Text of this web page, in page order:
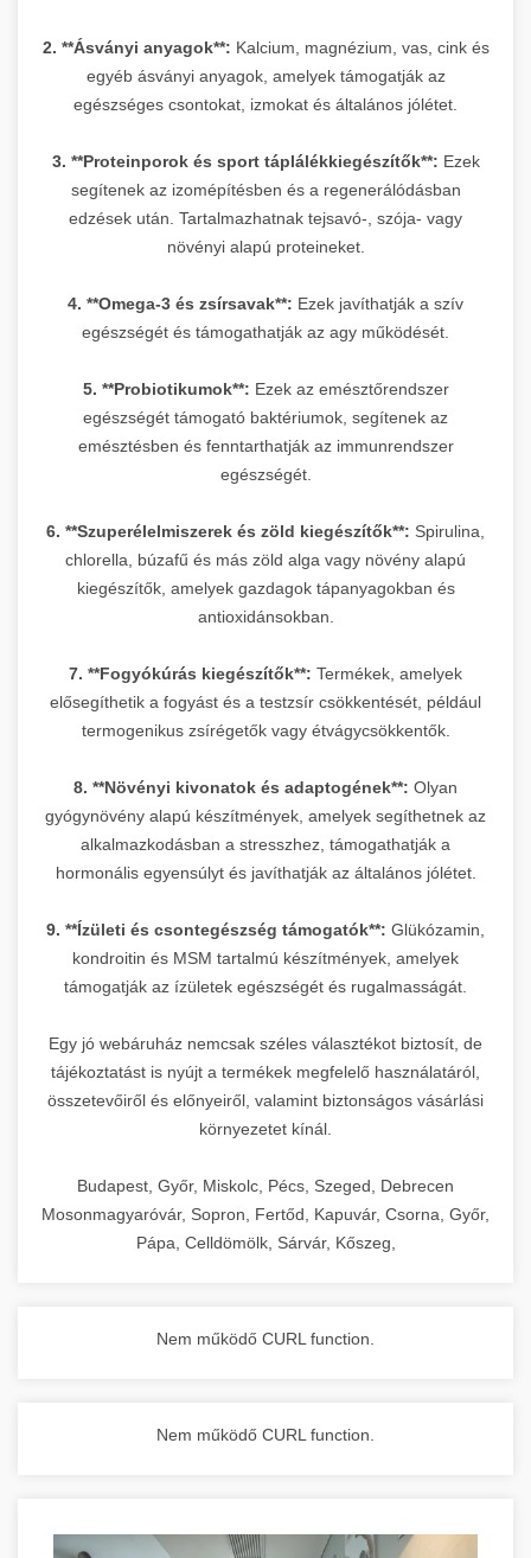
2. **Ásványi anyagok**: Kalcium, magnézium, vas, cink és
egyéb ásványi anyagok, amelyek támogatják az
egészséges csontokat, izmokat és általános jólétet.
3. **Proteinporok és sport táplálékkiegészítők**: Ezek
segítenek az izomépítésben és a regenerálódásban
edzések után. Tartalmazhatnak tejsavó-, szója- vagy
növényi alapú proteineket.
4. **Omega-3 és zsírsavak**: Ezek javíthatják a szív
egészségét és támogathatják az agy működését.
5. **Probiotikumok**: Ezek az emésztőrendszer
egészségét támogató baktériumok, segítenek az
emésztésben és fenntarthatják az immunrendszer
egészségét.
6. **Szuperélelmiszerek és zöld kiegészítők**: Spirulina,
chlorella, búzafű és más zöld alga vagy növény alapú
kiegészítők, amelyek gazdagok tápanyagokban és
antioxidánsokban.
7. **Fogyókúrás kiegészítők**: Termékek, amelyek
elősegíthetik a fogyást és a testzsír csökkentését, például
termogenikus zsírégetők vagy étvágycsökkentők.
8. **Növényi kivonatok és adaptogének**: Olyan
gyógynövény alapú készítmények, amelyek segíthetnek az
alkalmazkodásban a stresszhez, támogathatják a
hormonális egyensúlyt és javíthatják az általános jólétet.
9. **Ízületi és csontegészség támogatók**: Glükózamin,
kondroitin és MSM tartalmú készítmények, amelyek
támogatják az ízületek egészségét és rugalmasságát.
Egy jó webáruház nemcsak széles választékot biztosít, de
tájékoztatást is nyújt a termékek megfelelő használatáról,
összetevőiről és előnyeiről, valamint biztonságos vásárlási
környezetet kínál.
Budapest, Győr, Miskolc, Pécs, Szeged, Debrecen
Mosonmagyaróvár, Sopron, Fertőd, Kapuvár, Csorna, Győr,
Pápa, Celldömölk, Sárvár, Kőszeg,
Nem működő CURL function.
Nem működő CURL function.